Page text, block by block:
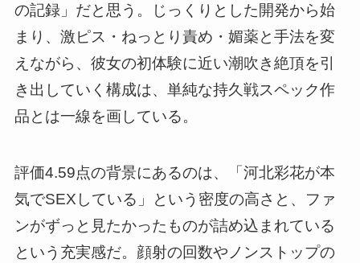
の記録」だと思う。じっくりとした開発から始
まり、激ピス・ねっとり責め・媚薬と手法を変
えながら、彼女の初体験に近い潮吹き絶頂を引
き出していく構成は、単純な持久戦スペック作
品とは一線を画している。
評価4.59点の背景にあるのは、「河北彩花が本
気でSEXしている」という密度の高さと、ファ
ンがずっと見たかったものが詰め込まれている
という充実感だ。顔射の回数やノンストップの